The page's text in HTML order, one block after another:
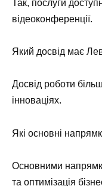
Так, послуги
відеоконференції.
Який досвід має
Досвід роботи
інноваціях.
Які основні
Основними
та оптимізація